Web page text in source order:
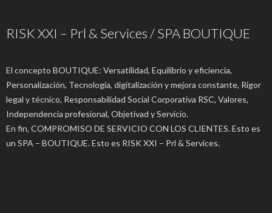
RISK XXI – Prl & Services / SPA BOUTIQUE
El concepto BOUTIQUE: Versatilidad, Equilibrio y eficiencia,
Personalización, Tecnología, digitalización y mejora constante, Rigor
legal y técnico, Responsabilidad Social Corporativa RSC, Valores,
Independencia profesional, Objetivad y Servicio.
En fin, COMPROMISO DE SERVICIO CON LOS CLIENTES. Esto es
un SPA – BOUTIQUE. Esto es RISK XXI – Prl & Services.